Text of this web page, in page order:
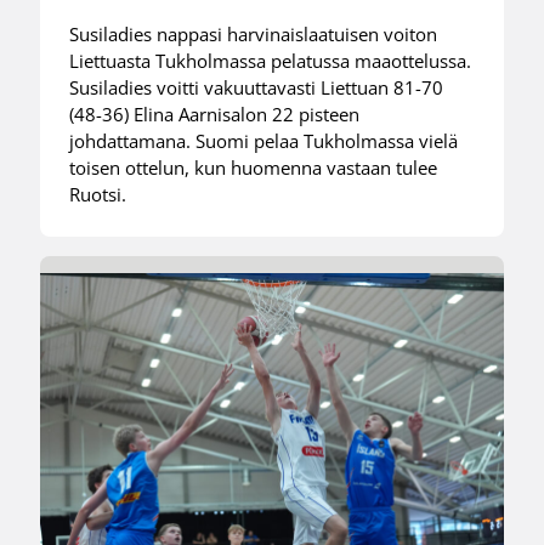
Susiladies nappasi harvinaislaatuisen voiton
Liettuasta Tukholmassa pelatussa maaottelussa.
Susiladies voitti vakuuttavasti Liettuan 81-70
(48-36) Elina Aarnisalon 22 pisteen
johdattamana. Suomi pelaa Tukholmassa vielä
toisen ottelun, kun huomenna vastaan tulee
Ruotsi.